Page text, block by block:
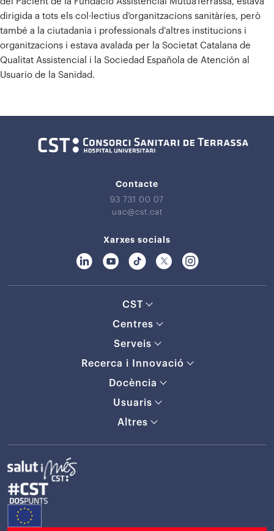
dirigida a tots els col·lectius d’organitzacions sanitàries, però
també a la ciutadania i professionals d’altres institucions i
organitzacions i estava avalada per la Societat Catalana de
Qualitat Assistencial i la Sociedad Española de Atención al
Usuario de la Sanidad.
Contacte
93 731 00 07
uac@cst.cat
Xarxes socials
CST
Centres
Serveis
Recerca i Innovació
Docència
Usuaris
Altres